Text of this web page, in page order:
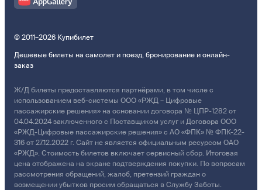
© 2011–2026 Купибилет
Дешевые билеты на самолет и поезд, бронирование и онлайн-
заказ
Ж/Д билеты предоставляются партнёрами, в том числе с
использованием веб-системы ООО «РЖД – Цифровые
пассажирские решения» на основании договора № ЦПР-1282 от
04.04.2024 заключенного с Поставщиком услуг и Договора ООО
«РЖД-Цифровые пассажирские решения» с АО «ФПК» № ФПК-22-
316 от 27.12.2022 г. Сайт не является официальным ресурсом ОАО
«РЖД». Стоимость билетов включает сервисный сбор. Итоговая
цена отображена на экране подтверждения покупки. По вопросам
рассмотрения обращений, жалоб, претензий граждан о
возмещении убытков просим обращаться в Службу Заботы.